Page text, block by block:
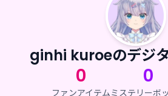
ginhi kuroeのデジ
0
ファンアイテム
0
ミステリーボ